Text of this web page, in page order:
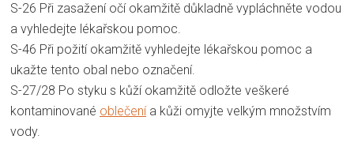
S-26 Při zasažení očí okamžitě důkladně vypláchněte vodou
a vyhledejte lékařskou pomoc.
S-46 Při požití okamžitě vyhledejte lékařskou pomoc a
ukažte tento obal nebo označení.
S-27/28 Po styku s kůží okamžitě odložte veškeré
kontaminované oblečenía kůži omyjte velkým množstvím
vody.